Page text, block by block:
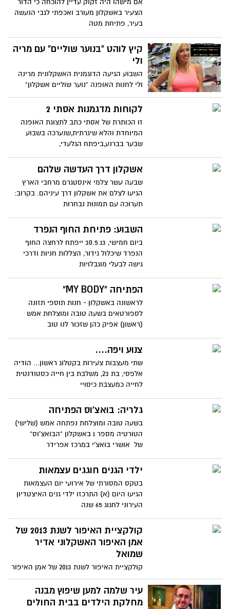
אם מישהו היה זקוק עדיין להוכחה כי הדור
הצעיר באשקלון מעורב ואכפתי לגבי הנעשה
בעיר, פתיחת מטה
קיץ לוהט "בנוער שוליים" עם מריה
ולי
השבוע הגיעה הדוגמנית האשקלונית מרינה
ולי לחנות האופנה "נוער שוליים אשקלון"
להפקת סט צילומים
לקוחות מדגמנות אסתי 2
זו הכותרת של אסתי כתב לתצוגת האופנה
המיוחדת והלא שיגרתית,שנערכה בשבוע
שבער בברנע,ביפתח הגלעדי,
אשקלון דרך העדשה שלהם
שבעה עשר צלמי אינסטגרם מרחבי הארץ
הגיעו לצלם את אשקלון דרך עיניהם. בקרוב:
תערוכה עם תמונות נבחרות
השבוע: פתיחת החוף הנפרד
ביום חמישי, 30.5.13 ייפתח לרחצה החוף
הנפרד שיכלול גידור, הצללות חניות ודרכי
גישה לבעלי מוגבלויות
הפתיחה "MY BODY"
לראשונה באשקלון - חנות תוספי תזונה
לספורטאים בשעה טובה ומוצלחת אמש
(ראשון) אפיק כהן שזכור לנו טוב
צנוע ויפה....
שתי מעצבות צעירות בקטלוג ראשון... הודיה
אלפסי, בת 23, משלבת בין חייה כסטודנטית
לחייה כמעצבת כיסויי
גלריה: בואצ'וס הפתיחה
בשעה טובה ומוצלחת נפתחה אמש (שלישי)
הטורטיה מספר 1 באשקלון "הבואצ'וס"
של אושרי בואצ'י במרכז אפרידר
ילדי הגנים חוגגים עצמאות
בטקס המסורתי של אירועי יום העצמאות
הגיעו היום (א) התרכזו ילדי גנים האיצטדיון
העירוני לחגוג 65 שנה
קולקציית האיפור לשנת 2013 של
אמן האיפור האשקלוני אדיר
שמואל
קולקציית האיפור לשנת 2013 של אמן האיפור
אדיר שמואל,הקולקצייה צולמה בהשארת בתי
האופנה הגדולים במיטב
עיר שלמה למען שיפוץ מבנה
מחלקת הילדים בבית החולים